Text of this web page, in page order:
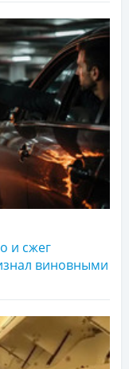
и сжег
виновными